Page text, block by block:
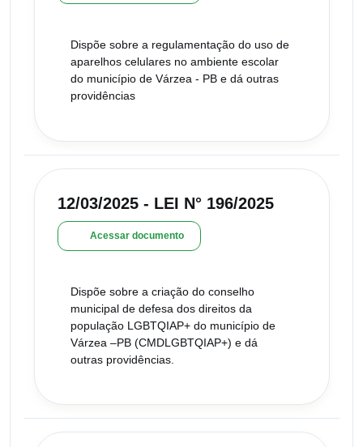
Dispõe sobre a regulamentação do uso de
aparelhos celulares no ambiente escolar
do município de Várzea - PB e dá outras
providências
12/03/2025 - LEI N° 196/2025
Acessar documento
Dispõe sobre a criação do conselho
municipal de defesa dos direitos da
população LGBTQIAP+ do município de
Várzea –PB (CMDLGBTQIAP+) e dá
outras providências.